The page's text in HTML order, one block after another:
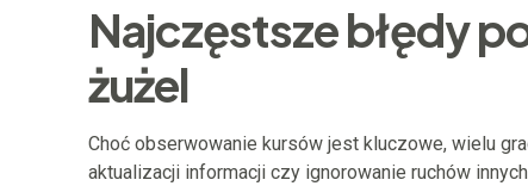
Najczęstsze błędy
żużel
Choć obserwowanie kursów jest kluczowe, wielu
aktualizacji informacji czy ignorowanie ruchów